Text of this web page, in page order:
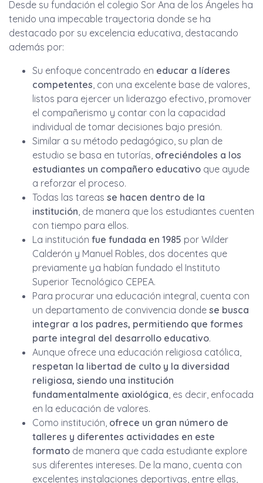
Desde su fundación el colegio Sor Ana de los Ángeles ha
tenido una impecable trayectoria donde se ha
destacado por su excelencia educativa, destacando
además por:
Su enfoque concentrado en educar a líderes
competentes, con una excelente base de valores,
listos para ejercer un liderazgo efectivo, promover
el compañerismo y contar con la capacidad
individual de tomar decisiones bajo presión.
Similar a su método pedagógico, su plan de
estudio se basa en tutorías, ofreciéndoles a los
estudiantes un compañero educativo que ayude
a reforzar el proceso.
Todas las tareas se hacen dentro de la
institución, de manera que los estudiantes cuenten
con tiempo para ellos.
La institución fue fundada en 1985 por Wilder
Calderón y Manuel Robles, dos docentes que
previamente ya habían fundado el Instituto
Superior Tecnológico CEPEA.
Para procurar una educación integral, cuenta con
un departamento de convivencia donde se busca
integrar a los padres, permitiendo que formes
parte integral del desarrollo educativo.
Aunque ofrece una educación religiosa católica,
respetan la libertad de culto y la diversidad
religiosa, siendo una institución
fundamentalmente axiológica, es decir, enfocada
en la educación de valores.
Como institución, ofrece un gran número de
talleres y diferentes actividades en este
formato de manera que cada estudiante explore
sus diferentes intereses. De la mano, cuenta con
excelentes instalaciones deportivas, entre ellas,